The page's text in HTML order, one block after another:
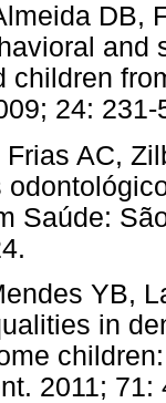
DB,
and
children
24: 231-
AC,
Saúde:
YB,
in
2011; 71: